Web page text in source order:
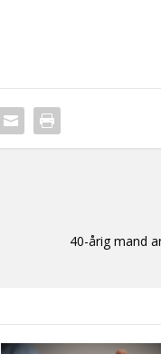
40-årig mand